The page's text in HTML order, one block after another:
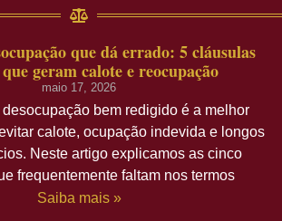
que dá errado: 5 cláusulas
geram calote e reocupação
maio 17, 2026
bem redigido é a melhor
calote, ocupação indevida e longos
Neste artigo explicamos as cinco
frequentemente faltam nos termos
Saiba mais »